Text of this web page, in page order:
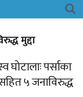
मुद्दा
पर्साका
५ जनाविरुद्ध